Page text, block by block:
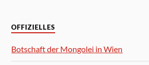
OFFIZIELLES
Botschaft der Mongolei in Wien